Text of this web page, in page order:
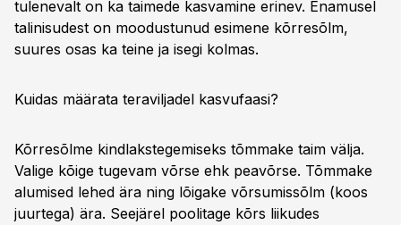
tulenevalt on ka taimede kasvamine erinev. Enamusel
talinisudest on moodustunud esimene kõrresõlm,
suures osas ka teine ja isegi kolmas.
Kuidas määrata teraviljadel kasvufaasi?
Kõrresõlme kindlakstegemiseks tõmmake taim välja.
Valige kõige tugevam võrse ehk peavõrse. Tõmmake
alumised lehed ära ning lõigake võrsumissõlm (koos
juurtega) ära. Seejärel poolitage kõrs liikudes